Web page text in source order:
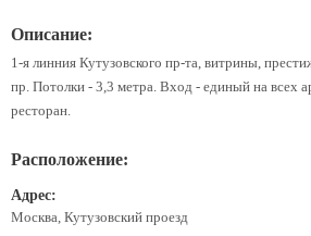
Описание:
1-я линния Кутузовского пр-та, витрины,
пр. Потолки - 3,3 метра. Вход - единый на всех
ресторан.
Расположение:
Адрес:
Москва, Кутузовский проезд